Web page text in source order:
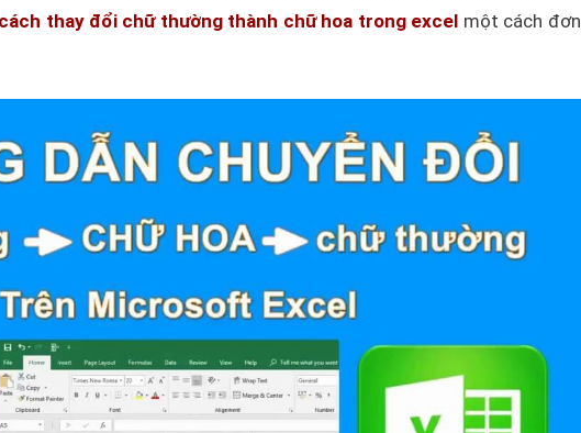
cách thay đổi chữ thường thành chữ hoa trong excel một cách